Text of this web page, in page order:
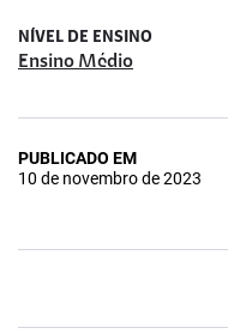
NÍVEL DE ENSINO
Ensino Médio
PUBLICADO EM
10 de novembro de 2023